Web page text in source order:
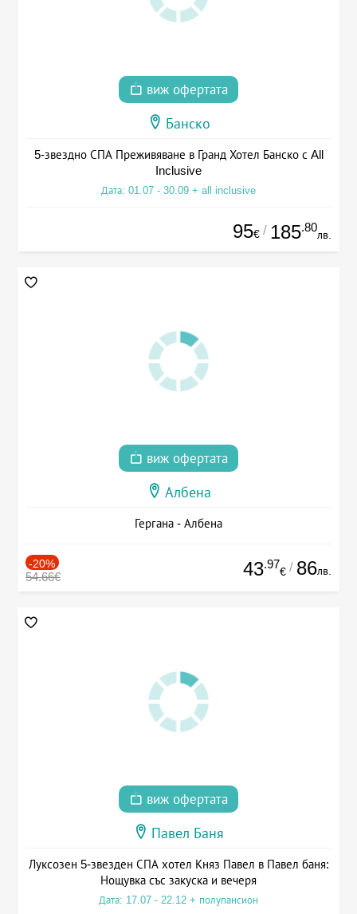
виж офертата
Банско
5-звездно СПА Преживяване в Гранд Хотел Банско с All
Inclusive
Дата: 01.07 - 30.09 + all inclusive
95€ / 185.80
лв.
виж офертата
Албена
Гергана - Албена
-20%
54.66€ 43.97
€ / 86лв.
виж офертата
Павел Баня
Луксозен 5-звезден СПА хотел Княз Павел в Павел баня:
Нощувка със закуска и вечеря
Дата: 17.07 - 22.12 + полупансион